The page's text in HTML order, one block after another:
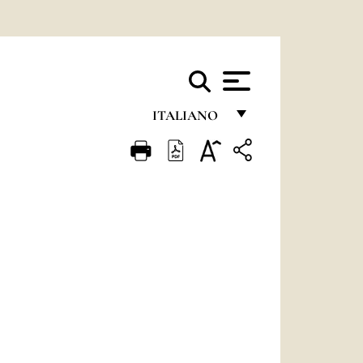
ITALIANO
FRANÇAIS